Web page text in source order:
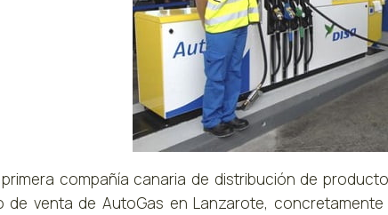
primera compañía canaria de distribución de
de venta de AutoGas en Lanzarote,